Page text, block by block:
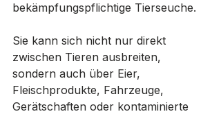
bekämpfungspflichtige Tierseuche.
Sie kann sich nicht nur direkt
zwischen Tieren ausbreiten,
sondern auch über Eier,
Fleischprodukte, Fahrzeuge,
Gerätschaften oder kontaminierte